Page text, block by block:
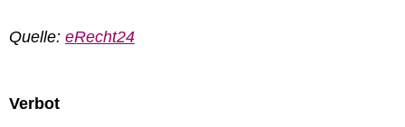
Quelle: eRecht24
Verbot